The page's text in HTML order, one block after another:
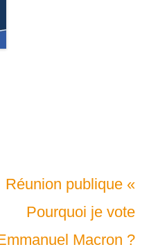
Réunion publique «
Pourquoi je vote
Macron ?